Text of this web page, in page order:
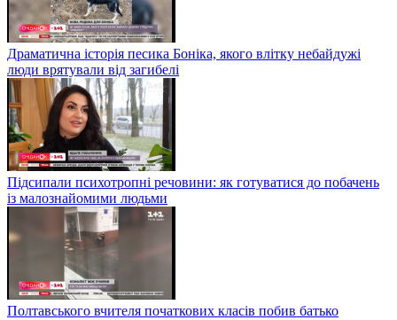
Драматична історія песика Боніка, якого влітку небайдужі
люди врятували від загибелі
Підсипали психотропні речовини: як готуватися до побачень
із малознайомими людьми
Полтавського вчителя початкових класів побив батько